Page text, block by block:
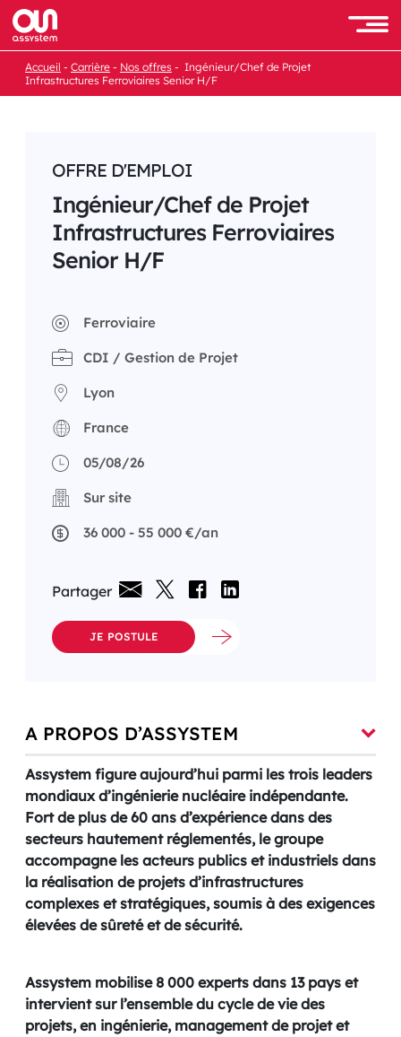
Passer
au
contenu
Accueil Carrière Nos offres
Ingénieur/Chef de Projet
Infrastructures Ferroviaires Senior H/F
OFFRE D'EMPLOI
Ingénieur/Chef de Projet
Infrastructures Ferroviaires
Senior H/F
Ferroviaire
CDI / Gestion de Projet
Lyon
France
05/08/26
Sur site
36 000 - 55 000 €/an
Partager
JE POSTULE
A PROPOS D’ASSYSTEM
Assystem figure aujourd’hui parmi les trois leaders
mondiaux d’ingénierie nucléaire indépendante.
Fort de plus de 60 ans d’expérience dans des
secteurs hautement réglementés, le groupe
accompagne les acteurs publics et industriels dans
la réalisation de projets d’infrastructures
complexes et stratégiques, soumis à des exigences
élevées de sûreté et de sécurité.
Assystem mobilise 8 000 experts dans 13 pays et
intervient sur l’ensemble du cycle de vie des
projets, en ingénierie, management de projet et